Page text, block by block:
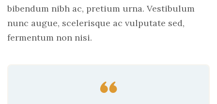
bibendum nibh ac, pretium urna. Vestibulum
nunc augue, scelerisque ac vulputate sed,
fermentum non nisi.